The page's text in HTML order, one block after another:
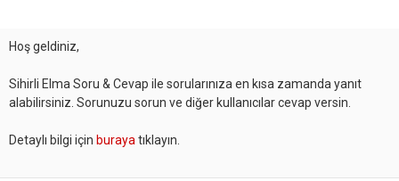
Hoş geldiniz,
Sihirli Elma Soru & Cevap ile sorularınıza en kısa zamanda yanıt
alabilirsiniz. Sorunuzu sorun ve diğer kullanıcılar cevap versin.
Detaylı bilgi için buraya tıklayın.